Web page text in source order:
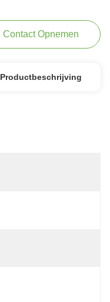
Contact Opnemen
Productbeschrijving